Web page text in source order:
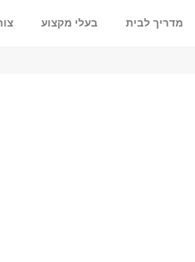
מדריך לבית בעלי מקצוע